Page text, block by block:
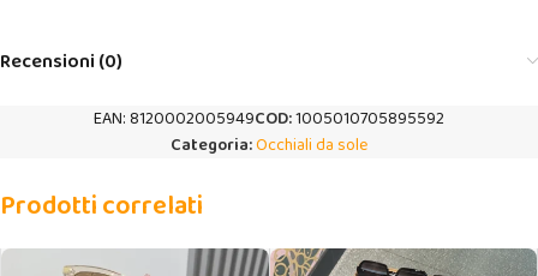
Recensioni (0)
EAN:8120002005949COD:1005010705895592
Categoria:Occhiali da sole
Prodotti correlati